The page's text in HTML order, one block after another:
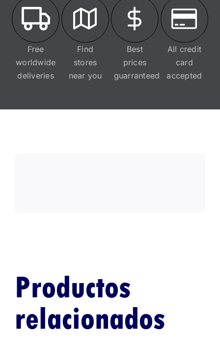
Free
worldwide
deliveries
Find
stores
near you
Best
prices
guarranteed
All credit
card
accepted
Productos
relacionados